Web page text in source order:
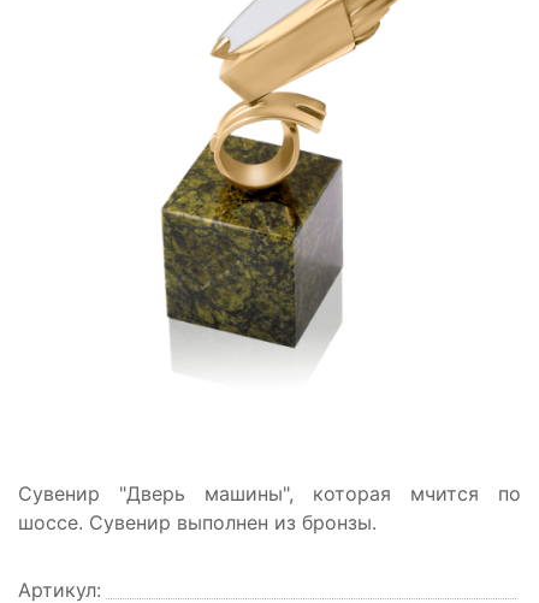
Сувенир "Дверь машины", которая мчится по
шоссе. Сувенир выполнен из бронзы.
Артикул: